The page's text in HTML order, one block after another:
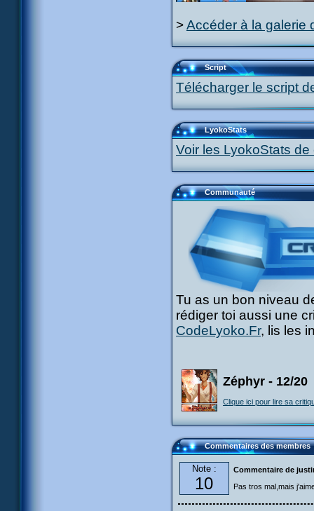
>Accéder à la galerie
Script
Télécharger le script
LyokoStats
Voir les LyokoStats
Communauté
Tu as un bon niveau
rédiger toi aussi une
CodeLyoko.Fr, lis les
Zéphyr - 12/20
Clique ici pour lire sa
Commentaires des membres
Note :
10
Commentaire de
Pas tros mal,mais